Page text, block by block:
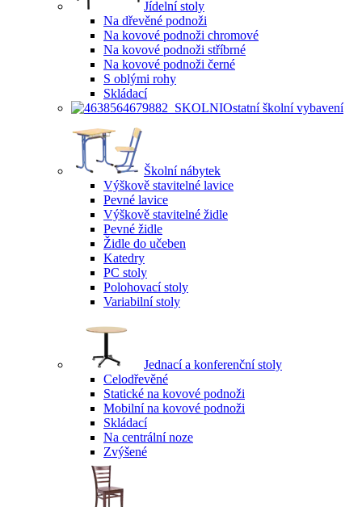
Jídelní stoly
Na dřevěné podnoži
Na kovové podnoži chromové
Na kovové podnoži stříbrné
Na kovové podnoži černé
S oblými rohy
Skládací
Ostatní školní vybavení
Školní nábytek
Výškově stavitelné lavice
Pevné lavice
Výškově stavitelné židle
Pevné židle
Židle do učeben
Katedry
PC stoly
Polohovací stoly
Variabilní stoly
Jednací a konferenční stoly
Celodřevěné
Statické na kovové podnoži
Mobilní na kovové podnoži
Skládací
Na centrální noze
Zvýšené